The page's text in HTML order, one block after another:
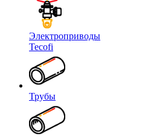
Электроприводы
Tecofi
Трубы